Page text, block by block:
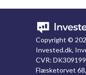
Copyright ©
Invested.dk,
CVR:
Flæsketorvet 68,